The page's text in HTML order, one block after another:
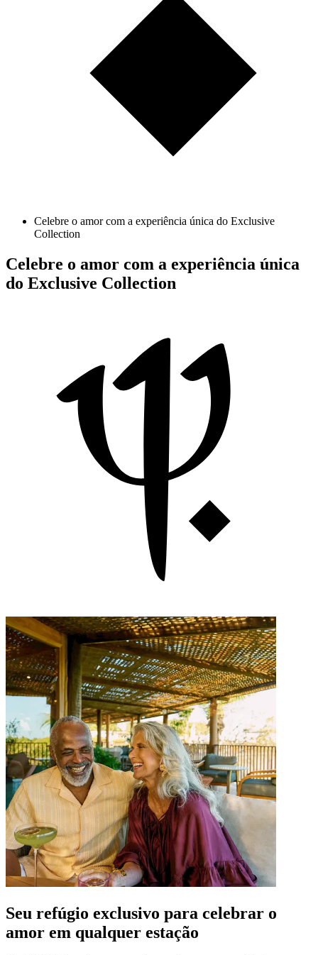
Celebre o amor com a experiência única do Exclusive
Collection
Celebre o amor com a experiência única
do Exclusive Collection
Seu refúgio exclusivo para celebrar o
amor em qualquer estação